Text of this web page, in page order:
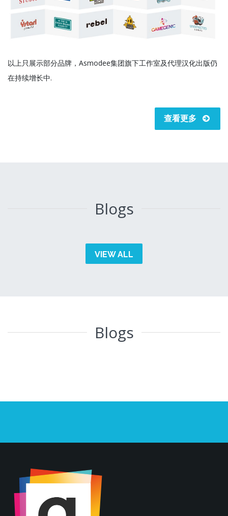
以上只展示部分品牌，Asmodee集团旗下工作室及代理汉化出版仍
在持续增长中.
查看更多
Blogs
VIEW ALL
Blogs